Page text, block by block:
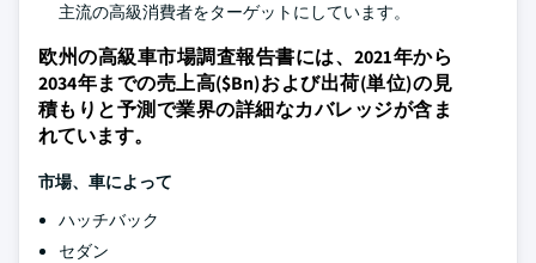
主流の高級消費者をターゲットにしています。
欧州の高級車市場調査報告書には、2021年から
2034年までの売上高($Bn)および出荷(単位)の見
積もりと予測で業界の詳細なカバレッジが含ま
れています。
市場、車によって
ハッチバック
セダン